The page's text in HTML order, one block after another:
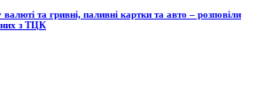
та гривні, паливні картки та авто – розповіли
з ТЦК